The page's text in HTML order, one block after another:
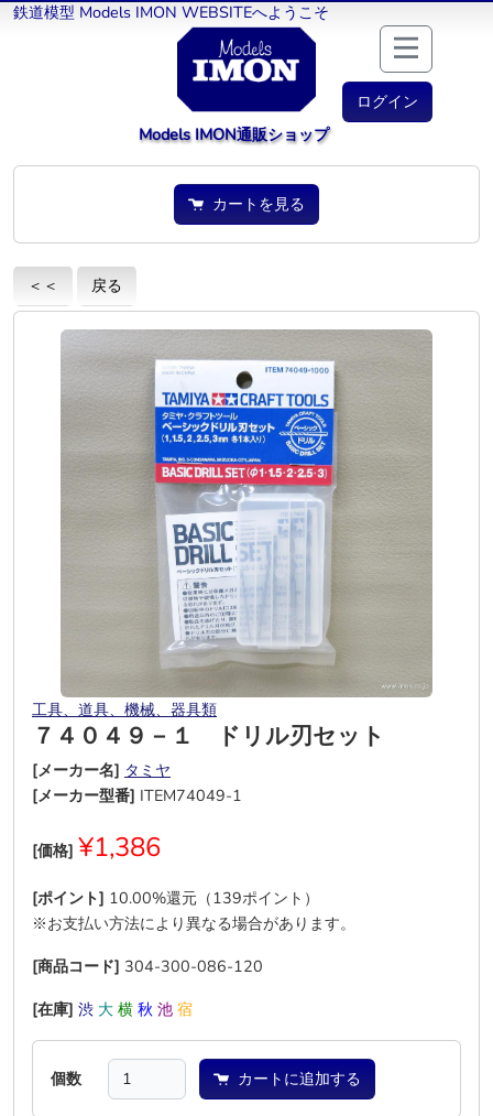
鉄道模型 Models IMON WEBSITEへようこそ
ログイン
Models IMON通販ショップ
カートを見る
＜＜ 戻る
工具、道具、機械、器具類
７４０４９－１ ドリル刃セット
[メーカー名] タミヤ
[メーカー型番] ITEM74049-1
[価格] ¥1,386
[ポイント] 10.00%還元（139ポイント）
※お支払い方法により異なる場合があります。
[商品コード] 304-300-086-120
[在庫] 渋 大 横 秋 池 宿
個数 カートに追加する